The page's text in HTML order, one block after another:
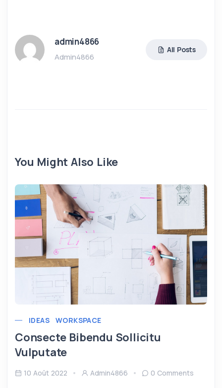
admin4866
Admin4866
All Posts
You Might Also Like
IDEAS WORKSPACE
Consecte Bibendu Sollicitu
Vulputate
10 Août 2022 Admin4866 0 Comments